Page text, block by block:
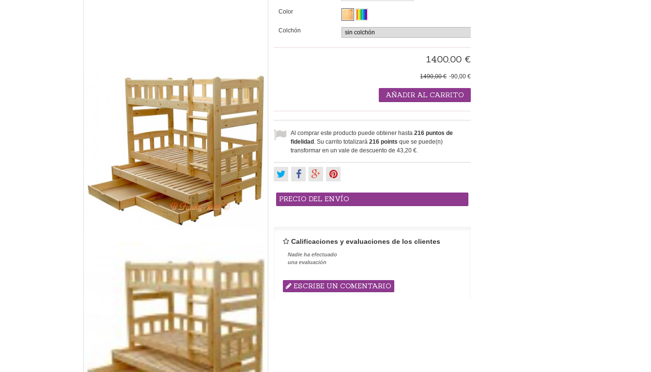
Color
Colchón
1400,00 €
-90,00 €
1490,00 €
AÑADIR AL CARRITO
Al comprar este producto puede obtener hasta 216 puntos de
fidelidad . Su carrito totalizará 216 points que se puede(n)
transformar en un vale de descuento de 43,20 €.
PRECIO DEL ENVÍO
Calificaciones y evaluaciones de los clientes
Nadie ha efectuado
una evaluación
ESCRIBE UN COMENTARIO